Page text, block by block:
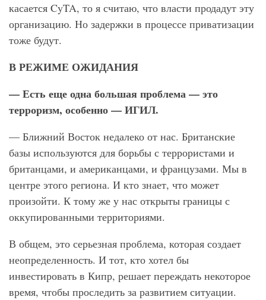
касается CyTA, то я считаю, что власти продадут эту
организацию. Но задержки в процессе приватизации
тоже будут.
В РЕЖИМЕ ОЖИДАНИЯ
— Есть еще одна большая проблема — это
терроризм, особенно — ИГИЛ.
— Ближний Восток недалеко от нас. Британские
базы используются для борьбы с террористами и
британцами, и американцами, и французами. Мы в
центре этого региона. И кто знает, что может
произойти. К тому же у нас открыты границы с
оккупированными территориями.
В общем, это серьезная проблема, которая создает
неопределенность. И тот, кто хотел бы
инвестировать в Кипр, решает переждать некоторое
время, чтобы проследить за развитием ситуации.